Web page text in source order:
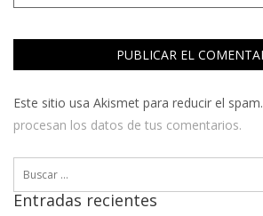
Este sitio usa Akismet para reducir el spam.
procesan los datos de tus comentarios.
Entradas recientes